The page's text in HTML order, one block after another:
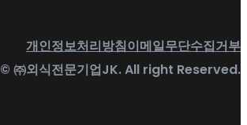
개인정보처리방침이메일무단수집거부
© ㈜외식전문기업JK. All right Reserved.